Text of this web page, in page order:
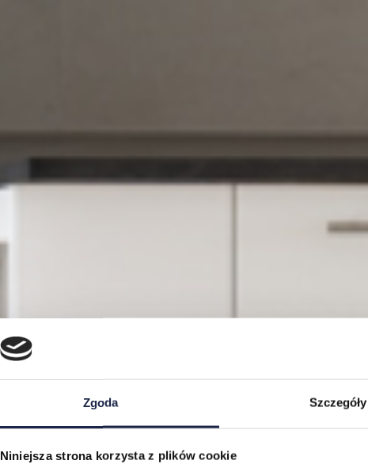
Zgoda Szczegóły
Niniejsza strona korzysta z plików cookie